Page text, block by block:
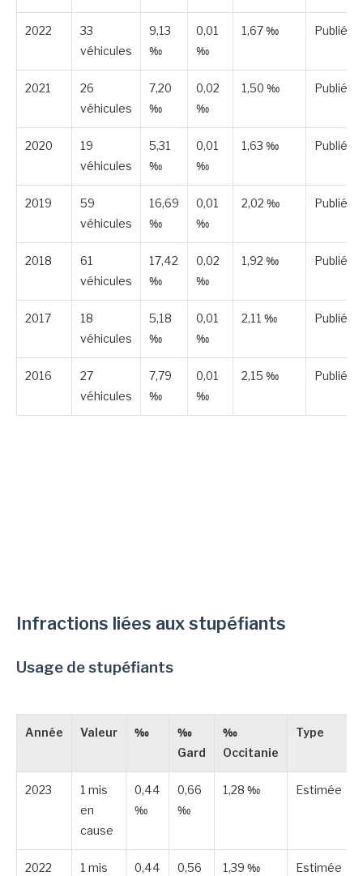
2022
33
véhicules
9,13
‰
0,01
‰
1,67 ‰ Publiée
2021
26
véhicules
7,20
‰
0,02
‰
1,50 ‰ Publiée
2020
19
véhicules
5,31
‰
0,01
‰
1,63 ‰ Publiée
2019
59
véhicules
16,69
‰
0,01
‰
2,02 ‰ Publiée
2018
61
véhicules
17,42
‰
0,02
‰
1,92 ‰ Publiée
2017
18
véhicules
5,18
‰
0,01
‰
2,11 ‰ Publiée
2016
27
véhicules
7,79
‰
0,01
‰
2,15 ‰ Publiée
Infractions liées aux stupéfiants
Usage de stupéfiants
Année Valeur ‰
‰
Gard
‰
Occitanie
Type
2023
1 mis
en
cause
0,44
‰
0,66
‰
1,28 ‰ Estimée
2022
1 mis
0,44
0,56
1,39 ‰ Estimée